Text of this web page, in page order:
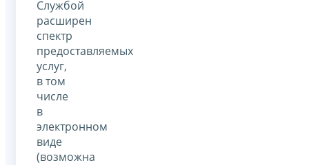
Службой
расширен
спектр
предоставляемых
услуг,
в том
числе
в
электронном
виде
(возможна